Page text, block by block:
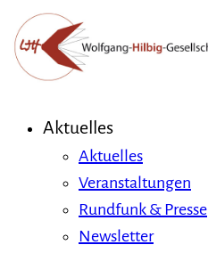
Aktuelles
Aktuelles
Veranstaltungen
Rundfunk & Presse
Newsletter